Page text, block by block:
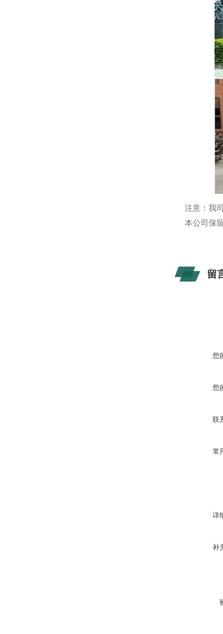
注意：我
本公司保
留
您
您
联
常
详
补